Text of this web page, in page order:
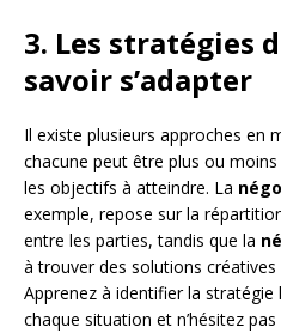
3. Les stratégies
savoir s’adapter
Il existe plusieurs approches en
chacune peut être plus ou
les objectifs à atteindre. La
exemple, repose sur la
entre les parties, tandis que la
à trouver des solutions
Apprenez à identifier la
chaque situation et n’hésitez